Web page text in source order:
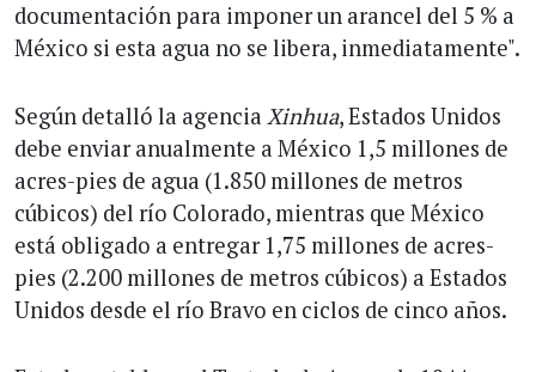
documentación para imponer un arancel del 5 % a
México si esta agua no se libera, inmediatamente".
Según detalló la agencia Xinhua, Estados Unidos
debe enviar anualmente a México 1,5 millones de
acres-pies de agua (1.850 millones de metros
cúbicos) del río Colorado, mientras que México
está obligado a entregar 1,75 millones de acres-
pies (2.200 millones de metros cúbicos) a Estados
Unidos desde el río Bravo en ciclos de cinco años.